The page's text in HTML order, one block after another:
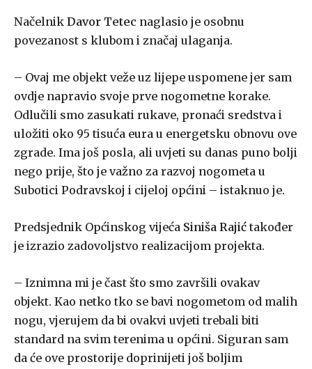
Načelnik Davor Tetec naglasio je osobnu
povezanost s klubom i značaj ulaganja.
– Ovaj me objekt veže uz lijepe uspomene jer sam
ovdje napravio svoje prve nogometne korake.
Odlučili smo zasukati rukave, pronaći sredstva i
uložiti oko 95 tisuća eura u energetsku obnovu ove
zgrade. Ima još posla, ali uvjeti su danas puno bolji
nego prije, što je važno za razvoj nogometa u
Subotici Podravskoj i cijeloj općini – istaknuo je.
Predsjednik Općinskog vijeća Siniša Rajić također
je izrazio zadovoljstvo realizacijom projekta.
– Iznimna mi je čast što smo završili ovakav
objekt. Kao netko tko se bavi nogometom od malih
nogu, vjerujem da bi ovakvi uvjeti trebali biti
standard na svim terenima u općini. Siguran sam
da će ove prostorije doprinijeti još boljim